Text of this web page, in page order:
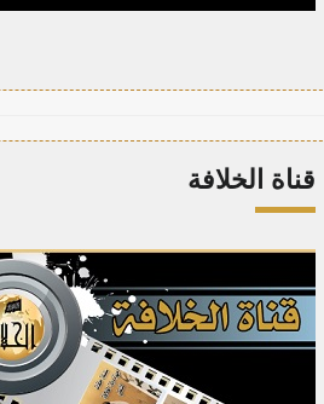
قناة الخلافة